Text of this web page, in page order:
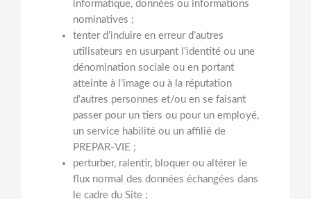
informatique, données ou informations
nominatives ;
tenter d’induire en erreur d’autres
utilisateurs en usurpant l’identité ou une
dénomination sociale ou en portant
atteinte à l’image ou à la réputation
d’autres personnes et/ou en se faisant
passer pour un tiers ou pour un employé,
un service habilité ou un affilié de
PREPAR-VIE ;
perturber, ralentir, bloquer ou altérer le
flux normal des données échangées dans
le cadre du Site ;